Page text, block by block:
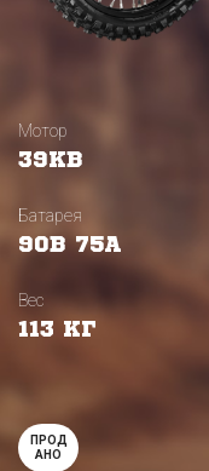
Мотор
39Кв
Батарея
90В 75А
Вес
113 кг
ПРОД
АНО